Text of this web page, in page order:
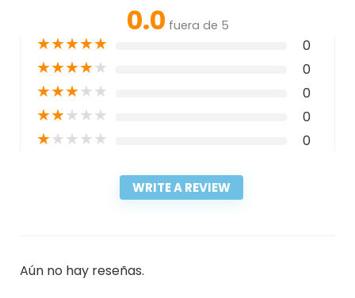
0.0 fuera de 5
★★★★★ 0
★★★★★ 0
★★★★★ 0
★★★★★ 0
★★★★★ 0
WRITE A REVIEW
Aún no hay reseñas.